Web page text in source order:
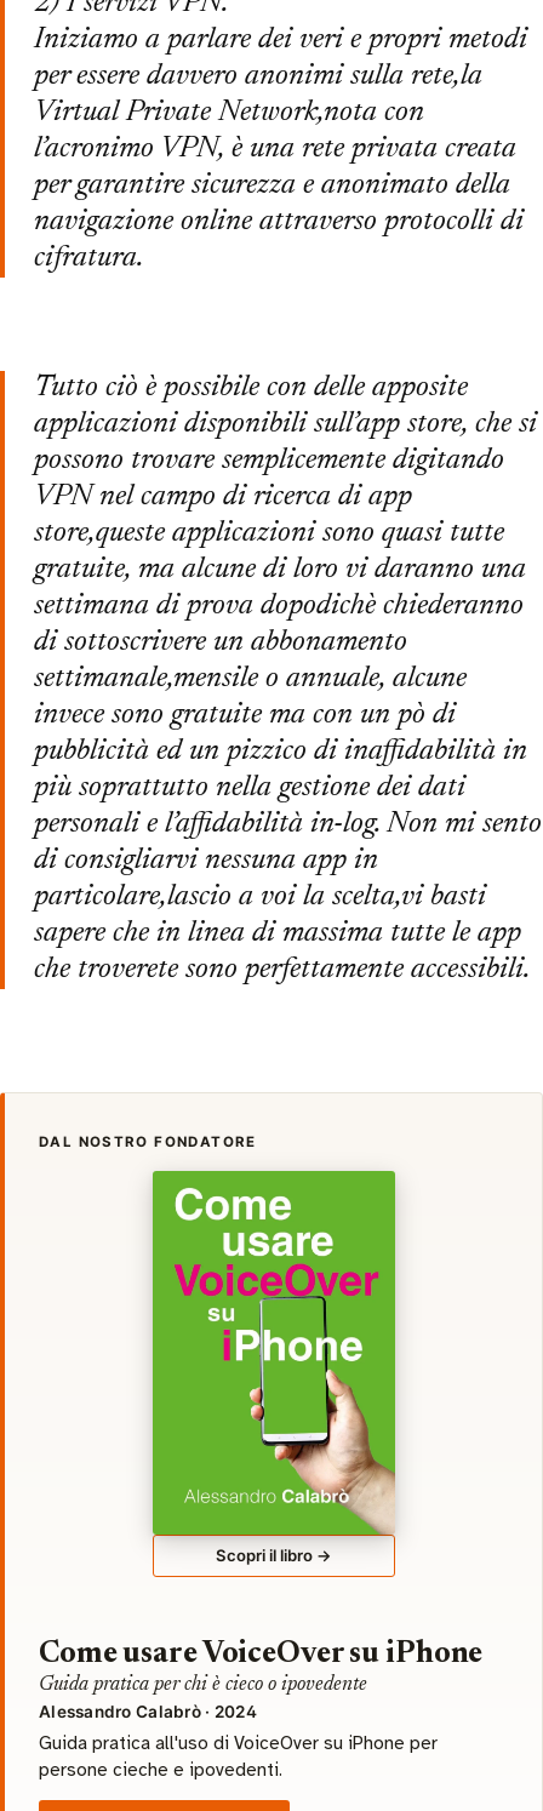
Iniziamo a parlare dei veri e propri metodi
per essere davvero anonimi sulla rete,la
Virtual Private Network,nota con
l’acronimo VPN, è una rete privata creata
per garantire sicurezza e anonimato della
navigazione online attraverso protocolli di
cifratura.
Tutto ciò è possibile con delle apposite
applicazioni disponibili sull’app store, che si
possono trovare semplicemente digitando
VPN nel campo di ricerca di app
store,queste applicazioni sono quasi tutte
gratuite, ma alcune di loro vi daranno una
settimana di prova dopodichè chiederanno
di sottoscrivere un abbonamento
settimanale,mensile o annuale, alcune
invece sono gratuite ma con un pò di
pubblicità ed un pizzico di inaffidabilità in
più soprattutto nella gestione dei dati
personali e l’affidabilità in-log. Non mi sento
di consigliarvi nessuna app in
particolare,lascio a voi la scelta,vi basti
sapere che in linea di massima tutte le app
che troverete sono perfettamente accessibili.
DAL NOSTRO FONDATORE
Scopri il libro →
Come usare VoiceOver su iPhone
Guida pratica per chi è cieco o ipovedente
Alessandro Calabrò · 2024
Guida pratica all'uso di VoiceOver su iPhone per
persone cieche e ipovedenti.